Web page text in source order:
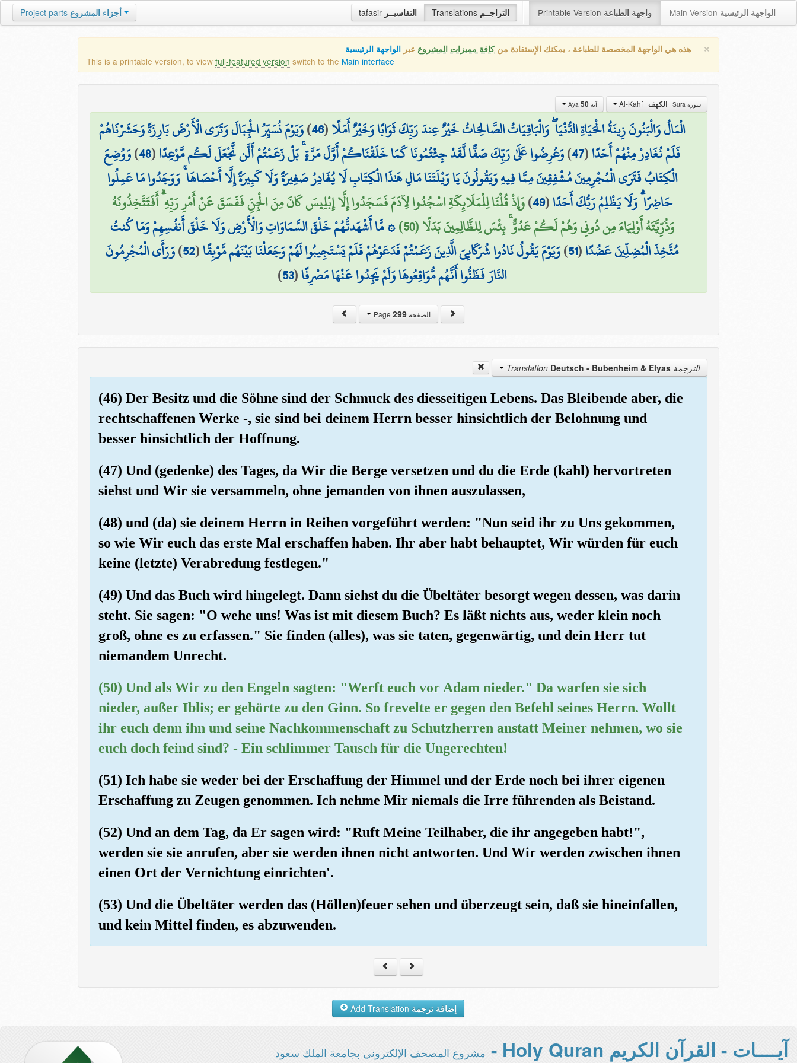
tafasir التفاسيــر Translations التراجــم Printable Version واجهة الطباعة Main Version الواجهة الرئيسية Project parts أجزاء المشروع
× هذه هي الواجهة المخصصة للطباعة ، يمكنك الإستفادة منكافة مميزات المشروع عبر الواجهة الرئيسية
This is a printable version, to view full-featured version switch to the Main interface
سورة Sura الكهف آية Aya 50
الْمَالُ وَالْبَنُونَ زِينَةُ الْحَيَاةِ الدُّنْيَا ۖ وَالْبَاقِيَاتُ الصَّالِحَاتُ خَيْرٌ عِندَ رَبِّكَ ثَوَابًا وَخَيْرٌ أَمَلًا(
46
)وَيَوْمَ نُسَيِّرُ الْجِبَالَ وَتَرَى الْأَرْضَ بَارِزَةً وَحَشَرْنَاهُمْ
فَلَمْ نُغَادِرْ مِنْهُمْ أَحَدًا(
47
)وَعُرِضُوا عَلَىٰ رَبِّكَ صَفًّا لَّقَدْ جِئْتُمُونَا كَمَا خَلَقْنَاكُمْ أَوَّلَ مَرَّةٍ ۚ بَلْ زَعَمْتُمْ أَلَّن نَّجْعَلَ لَكُم مَّوْعِدًا(
48
)وَوُضِعَ
الْكِتَابُ فَتَرَى الْمُجْرِمِينَ مُشْفِقِينَ مِمَّا فِيهِ وَيَقُولُونَ يَا وَيْلَتَنَا مَالِ هَٰذَا الْكِتَابِ لَا يُغَادِرُ صَغِيرَةً وَلَا كَبِيرَةً إِلَّا أَحْصَاهَا ۚ وَوَجَدُوا مَا عَمِلُوا
حَاضِرًا ۗ وَلَا يَظْلِمُ رَبُّكَ أَحَدًا(
49
)وَإِذْ قُلْنَا لِلْمَلَائِكَةِ اسْجُدُوا لِآدَمَ فَسَجَدُوا إِلَّا إِبْلِيسَ كَانَ مِنَ الْجِنِّ فَفَسَقَ عَنْ أَمْرِ رَبِّهِ ۗ أَفَتَتَّخِذُونَهُ
وَذُرِّيَّتَهُ أَوْلِيَاءَ مِن دُونِي وَهُمْ لَكُمْ عَدُوٌّ ۚ بِئْسَ لِلظَّالِمِينَ بَدَلًا (50)
۞ مَّا أَشْهَدتُّهُمْ خَلْقَ السَّمَاوَاتِ وَالْأَرْضِ وَلَا خَلْقَ أَنفُسِهِمْ وَمَا كُنتُ
مُتَّخِذَ الْمُضِلِّينَ عَضُدًا(
51
)وَيَوْمَ يَقُولُ نَادُوا شُرَكَائِيَ الَّذِينَ زَعَمْتُمْ فَدَعَوْهُمْ فَلَمْ يَسْتَجِيبُوا لَهُمْ وَجَعَلْنَا بَيْنَهُم مَّوْبِقًا(
52
)وَرَأَى الْمُجْرِمُونَ
النَّارَ فَظَنُّوا أَنَّهُم مُّوَاقِعُوهَا وَلَمْ يَجِدُوا عَنْهَا مَصْرِفًا(
53
)
الصفحة Page299
الترجمة Translation Deutsch - Bubenheim & Elyas
(46) Der Besitz und die Söhne sind der Schmuck des diesseitigen Lebens. Das Bleibende aber, die
rechtschaffenen Werke -, sie sind bei deinem Herrn besser hinsichtlich der Belohnung und
besser hinsichtlich der Hoffnung.
(47) Und (gedenke) des Tages, da Wir die Berge versetzen und du die Erde (kahl) hervortreten
siehst und Wir sie versammeln, ohne jemanden von ihnen auszulassen,
(48) und (da) sie deinem Herrn in Reihen vorgeführt werden: "Nun seid ihr zu Uns gekommen,
so wie Wir euch das erste Mal erschaffen haben. Ihr aber habt behauptet, Wir würden für euch
keine (letzte) Verabredung festlegen."
(49) Und das Buch wird hingelegt. Dann siehst du die Übeltäter besorgt wegen dessen, was darin
steht. Sie sagen: "O wehe uns! Was ist mit diesem Buch? Es läßt nichts aus, weder klein noch
groß, ohne es zu erfassen." Sie finden (alles), was sie taten, gegenwärtig, und dein Herr tut
niemandem Unrecht.
(50) Und als Wir zu den Engeln sagten: "Werft euch vor Adam nieder." Da warfen sie sich
nieder, außer Iblis; er gehörte zu den Ginn. So frevelte er gegen den Befehl seines Herrn. Wollt
ihr euch denn ihn und seine Nachkommenschaft zu Schutzherren anstatt Meiner nehmen, wo sie
euch doch feind sind? - Ein schlimmer Tausch für die Ungerechten!
(51) Ich habe sie weder bei der Erschaffung der Himmel und der Erde noch bei ihrer eigenen
Erschaffung zu Zeugen genommen. Ich nehme Mir niemals die Irre führenden als Beistand.
(52) Und an dem Tag, da Er sagen wird: "Ruft Meine Teilhaber, die ihr angegeben habt!",
werden sie sie anrufen, aber sie werden ihnen nicht antworten. Und Wir werden zwischen ihnen
einen Ort der Vernichtung einrichten'.
(53) Und die Übeltäter werden das (Höllen)feuer sehen und überzeugt sein, daß sie hineinfallen,
und kein Mittel finden, es abzuwenden.
إضافة ترجمة
آيــــات - القرآن الكريم Holy Quran - مشروع المصحف الإلكتروني بجامعة الملك سعود